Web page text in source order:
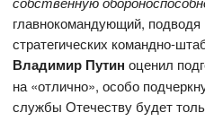
главнокомандующий, подводя
стратегических командно-
Владимир Путин оценил
на «отлично», особо
службы Отечеству будет